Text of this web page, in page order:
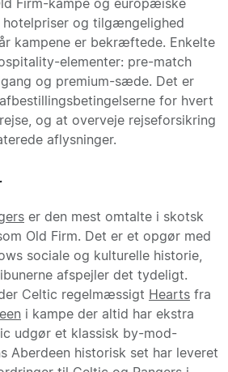
hotelpriser og tilgængelighed
kampene er bekræftede. Enkelte
elementer: pre-match
og premium-sæde. Det er
for hvert
og at overveje rejseforsikring
aflysninger.
er den mest omtalte i skotsk
Old Firm. Det er et opgør med
sociale og kulturelle historie,
afspejler det tydeligt.
Celtic regelmæssigt Hearts fra
i kampe der altid har ekstra
udgør et klassisk by-mod-
Aberdeen historisk set har leveret